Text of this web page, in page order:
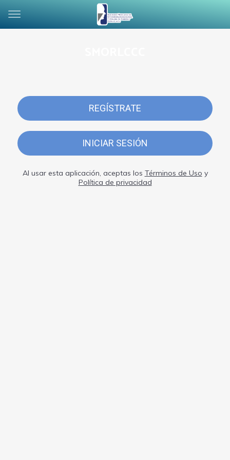
REGÍSTRATE
INICIAR SESIÓN
Al usar esta aplicación, aceptas los Términos de Uso y
Política de privacidad